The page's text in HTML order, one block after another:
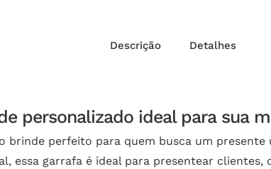
Descrição Detalhes
personalizado ideal para sua
brinde perfeito para quem busca um
essa garrafa é ideal para presentear